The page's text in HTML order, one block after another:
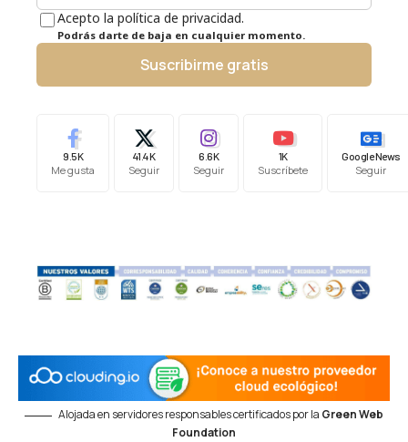
Acepto la política de privacidad.
Podrás darte de baja en cualquier momento.
Suscribirme gratis
9.5K
Me gusta
41.4K
Seguir
6.6K
Seguir
1K
Suscríbete
Google News
Seguir
Alojada en servidores responsables certificados por la Green Web
Foundation